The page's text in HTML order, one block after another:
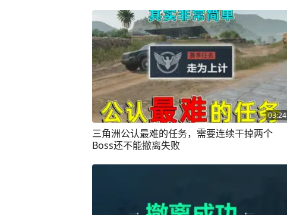
03:24
三角洲公认最难的任务，需要连续干掉两个
Boss还不能撤离失败